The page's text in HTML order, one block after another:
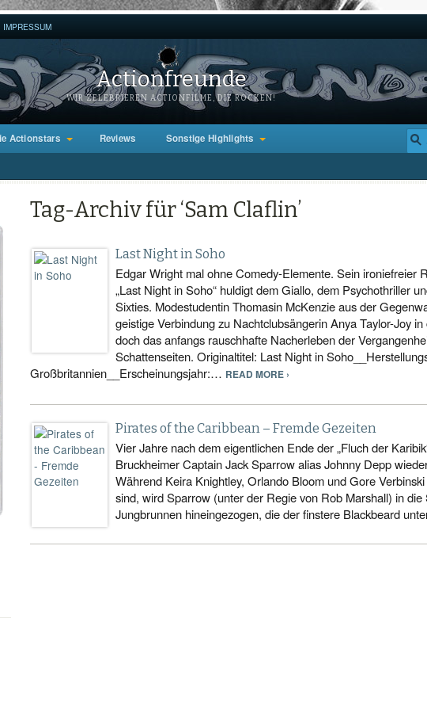
IMPRESSUM
Actionfreunde
WIR ZELEBRIEREN ACTIONFILME, DIE ROCKEN!
Actionstars Reviews Sonstige Highlights
Tag-Archiv für ‘Sam Claflin’
Last Night in Soho
Edgar Wright mal ohne Comedy-Elemente. Sein ironiefreier
„Last Night in Soho“ huldigt dem Giallo, dem Psychothriller
Sixties. Modestudentin Thomasin McKenzie aus der
geistige Verbindung zu Nachtclubsängerin Anya Taylor-Joy
doch das anfangs rauschhafte Nacherleben der
Schattenseiten. Originaltitel: Last Night in
Großbritannien__Erscheinungsjahr:… READ MORE ›
Pirates of the Caribbean – Fremde Gezeiten
Vier Jahre nach dem eigentlichen Ende der „Fluch der
Bruckheimer Captain Jack Sparrow alias Johnny Depp
Während Keira Knightley, Orlando Bloom und Gore
sind, wird Sparrow (unter der Regie von Rob Marshall) in die
Jungbrunnen hineingezogen, die der finstere Blackbeard